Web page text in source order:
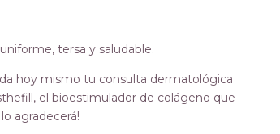
tersa y saludable.
hoy mismo tu consulta dermatológica
el bioestimulador de colágeno que
agradecerá!